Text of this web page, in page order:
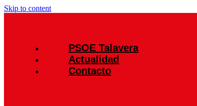
Skip to content
PSOE Talavera
Actualidad
Contacto